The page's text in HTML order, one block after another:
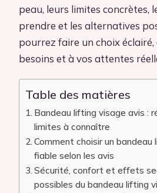
peau, leurs limites concrètes,
prendre et les alternatives
pourrez faire un choix
besoins et à vos attentes
Table des matières
Bandeau lifting visage avis :
limites à connaître
Comment choisir un bandeau
fiable selon les avis
Sécurité, confort et effets
possibles du bandeau lifting